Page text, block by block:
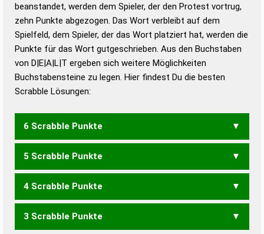
Duden – Standardwerk in 12 Bänden
Duden – Richtiges und gutes
Deutsch
Duden – Die deutsche Grammatik
Duden – Deutsches
beanstandet, werden dem Spieler, der den Protest vortrug,
zehn Punkte abgezogen. Das Wort verbleibt auf dem
Spielfeld, dem Spieler, der das Wort platziert hat, werden die
Punkte für das Wort gutgeschrieben. Aus den Buchstaben
von D|E|A|L|T ergeben sich weitere Möglichkeiten
Buchstabensteine zu legen. Hier findest Du die besten
Scrabble Lösungen:
6 Scrabble Punkte
ADELT DELTA LADET
5 Scrabble Punkte
ADEL ADLE ALTE LADE
4 Scrabble Punkte
ALE LAD LET TAL DATE
3 Scrabble Punkte